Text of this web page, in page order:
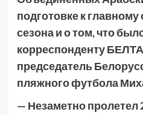
подготовке к
сезона и о том, что
корреспонденту
председатель
пляжного футбола
— Незаметно пролетел